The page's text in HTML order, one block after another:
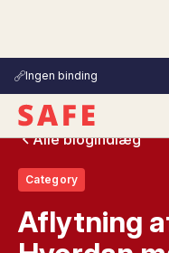
Ingen binding
Alle blogindlæg
Category
Aflytning